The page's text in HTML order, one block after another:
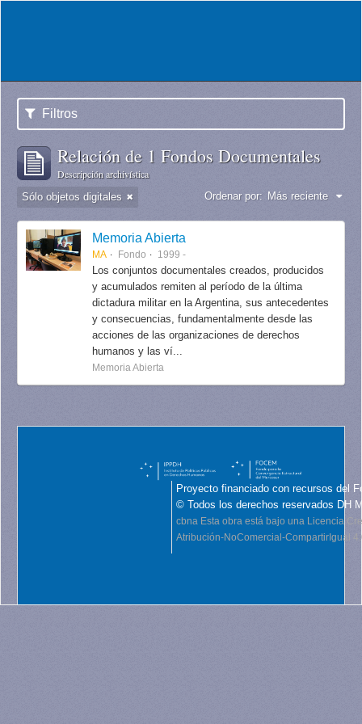
Filtros
Relación de 1 Fondos Documentales
Descripción archivística
Sólo objetos digitales Ordenar por: Más reciente
Memoria Abierta
MA Fondo 1999 -
Los conjuntos documentales creados, producidos
y acumulados remiten al período de la última
dictadura militar en la Argentina, sus antecedentes
y consecuencias, fundamentalmente desde las
acciones de las organizaciones de derechos
humanos y las ví...
Memoria Abierta
Proyecto financiado con recursos del
© Todos los derechos reservados DH
cbna Esta obra está bajo una Licencia
Atribución-NoComercial-CompartirIgual